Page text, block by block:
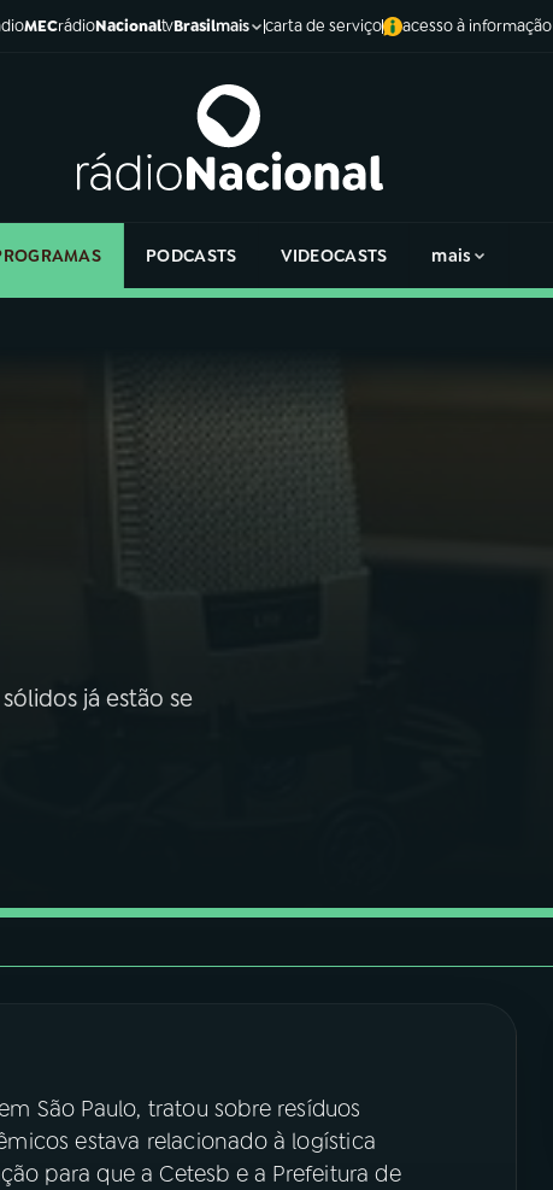
MECrádioNacionaltvBrasilmais carta de serviço acesso à informação
PODCASTS VIDEOCASTS mais
já estão se
São Paulo, tratou sobre resíduos
estava relacionado à logística
para que a Cetesb e a Prefeitura de